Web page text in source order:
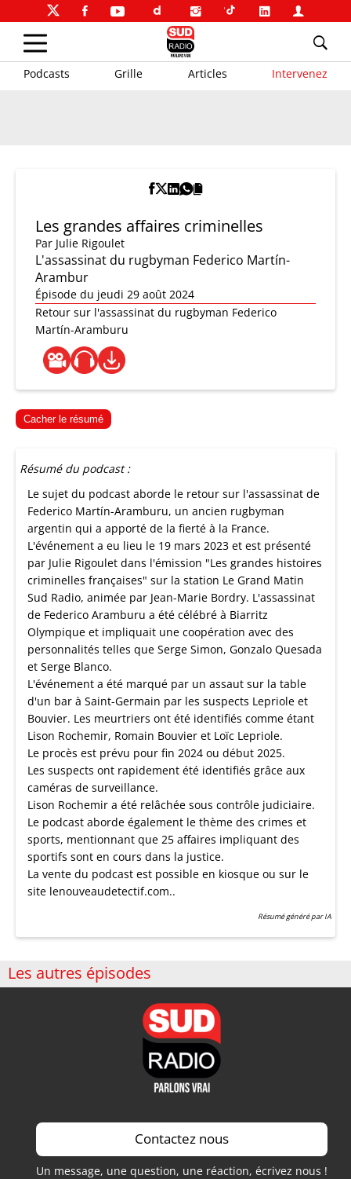
Podcasts Grille Articles Intervenez
Les grandes affaires criminelles
Par Julie Rigoulet
L'assassinat du rugbyman Federico Martín-
Arambur
Épisode du jeudi 29 août 2024
Retour sur l'assassinat du rugbyman Federico
Martín-Aramburu
Cacher le résumé
Résumé du podcast :
Le sujet du podcast aborde le retour sur l'assassinat de
Federico Martín-Aramburu, un ancien rugbyman
argentin qui a apporté de la fierté à la France.
L'événement a eu lieu le 19 mars 2023 et est présenté
par Julie Rigoulet dans l'émission "Les grandes histoires
criminelles françaises" sur la station Le Grand Matin
Sud Radio, animée par Jean-Marie Bordry. L'assassinat
de Federico Aramburu a été célébré à Biarritz
Olympique et impliquait une coopération avec des
personnalités telles que Serge Simon, Gonzalo Quesada
et Serge Blanco.
L'événement a été marqué par un assaut sur la table
d'un bar à Saint-Germain par les suspects Lepriole et
Bouvier. Les meurtriers ont été identifiés comme étant
Lison Rochemir, Romain Bouvier et Loïc Lepriole.
Le procès est prévu pour fin 2024 ou début 2025.
Les suspects ont rapidement été identifiés grâce aux
caméras de surveillance.
Lison Rochemir a été relâchée sous contrôle judiciaire.
Le podcast aborde également le thème des crimes et
sports, mentionnant que 25 affaires impliquant des
sportifs sont en cours dans la justice.
La vente du podcast est possible en kiosque ou sur le
site lenouveaudetectif.com..
Résumé généré par IA
Les autres épisodes
Contactez nous
Un message, une question, une réaction, écrivez nous !